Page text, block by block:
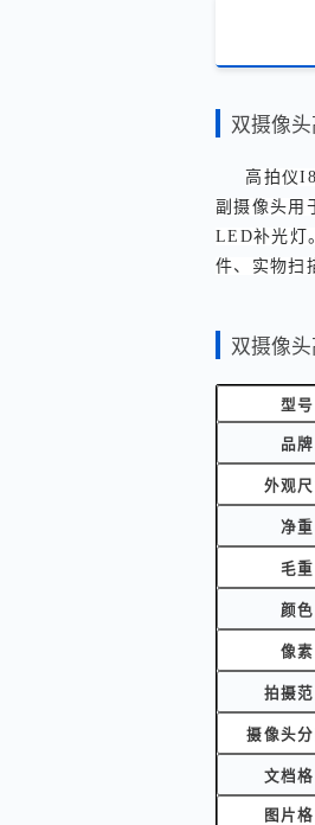
双摄像
高拍仪
副摄像头用
LED补光灯
件、实物扫
双摄像
型号
品牌
外观
净重
毛重
颜色
像素
拍摄范
摄像头
文档
图片